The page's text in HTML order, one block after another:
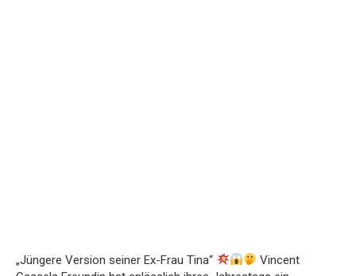
„Jüngere Version seiner Ex-Frau Tina“
Vincent